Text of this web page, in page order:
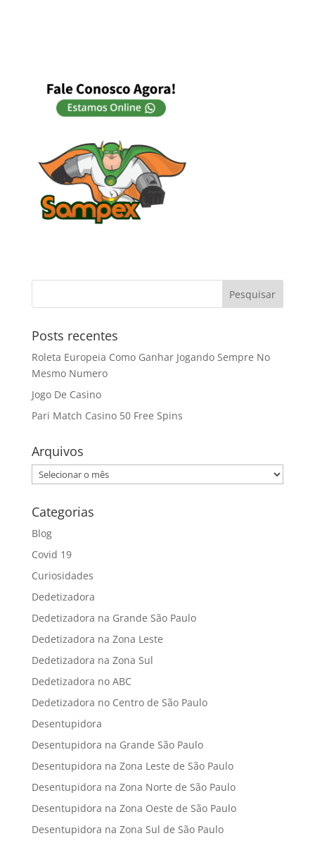
Posts recentes
Roleta Europeia Como Ganhar Jogando Sempre No
Mesmo Numero
Jogo De Casino
Pari Match Casino 50 Free Spins
Arquivos
Arquivos
Categorias
Blog
Covid 19
Curiosidades
Dedetizadora
Dedetizadora na Grande São Paulo
Dedetizadora na Zona Leste
Dedetizadora na Zona Sul
Dedetizadora no ABC
Dedetizadora no Centro de São Paulo
Desentupidora
Desentupidora na Grande São Paulo
Desentupidora na Zona Leste de São Paulo
Desentupidora na Zona Norte de São Paulo
Desentupidora na Zona Oeste de São Paulo
Desentupidora na Zona Sul de São Paulo